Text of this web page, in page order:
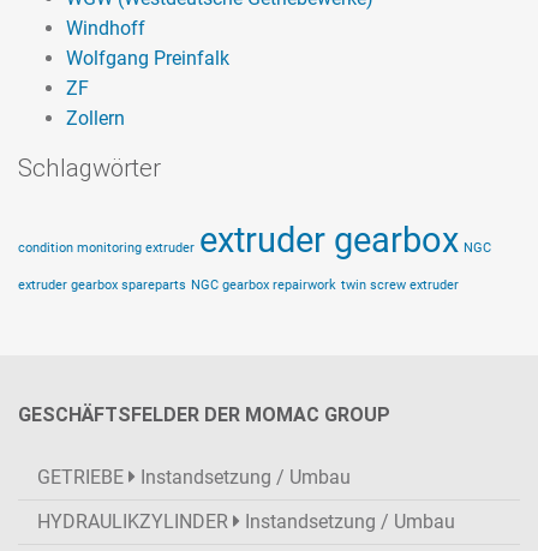
Windhoff
Wolfgang Preinfalk
ZF
Zollern
Schlagwörter
condition monitoring extruder extruder gearbox NGC
extruder gearbox spareparts NGC gearbox repairwork twin screw extruder
GESCHÄFTSFELDER DER MOMAC GROUP
GETRIEBE
Instandsetzung / Umbau
HYDRAULIKZYLINDER
Instandsetzung / Umbau